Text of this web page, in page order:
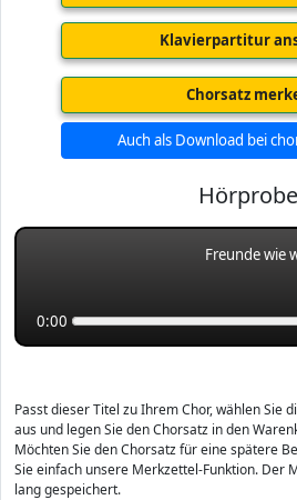
Klavierpartitur
Chorsatz
Auch als Download bei
Hörprobe
Freunde wie
0:00
Passt dieser Titel zu Ihrem Chor, wählen Sie
aus und legen Sie den Chorsatz in den
Möchten Sie den Chorsatz für eine spätere
Sie einfach unsere Merkzettel-Funktion. Der
lang gespeichert.